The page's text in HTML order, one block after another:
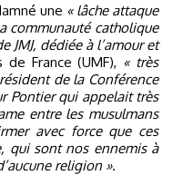
une « lâche attaque
communauté catholique
JMJ, dédiée à l’amour et
de France (UMF), « très
de la Conférence
Pontier qui appelait très
entre les musulmans
avec force que ces
qui sont nos ennemis à
religion ».